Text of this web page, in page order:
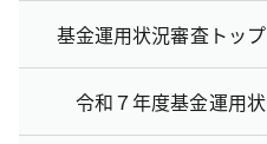
基金運用状況審査トップ
令和７年度基金運用